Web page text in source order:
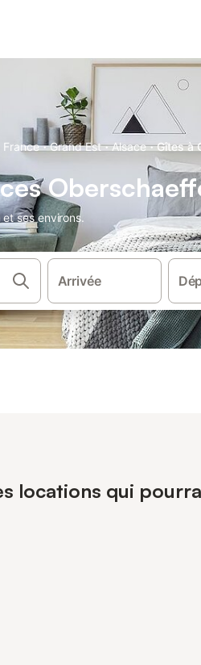
France · Grand Est · Alsace · Gîtes à
ses environs.
Arrivée
locations qui